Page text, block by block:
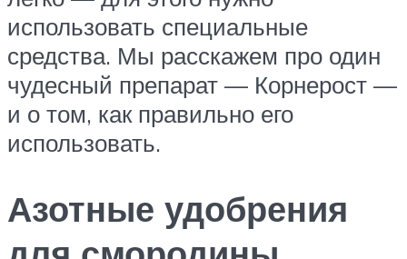
использовать специальные
средства. Мы расскажем про один
чудесный препарат — Корнерост —
и о том, как правильно его
использовать.
Азотные удобрения